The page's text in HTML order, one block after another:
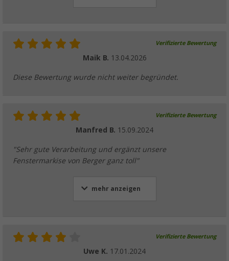
Verifizierte Bewertung
Maik B. 13.04.2026
Diese Bewertung wurde nicht weiter begründet.
Verifizierte Bewertung
Manfred B. 15.09.2024
"Sehr gute Verarbeitung und ergänzt unsere
Fenstermarkise von Berger ganz toll"
mehr anzeigen
Verifizierte Bewertung
Uwe K. 17.01.2024